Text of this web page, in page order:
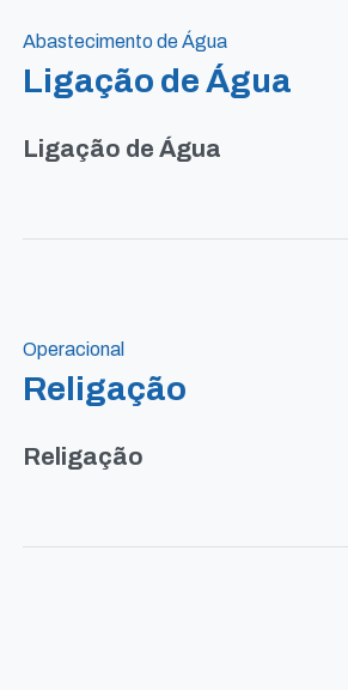
Abastecimento de Água
Ligação de Água
Ligação de Água
Operacional
Religação
Religação